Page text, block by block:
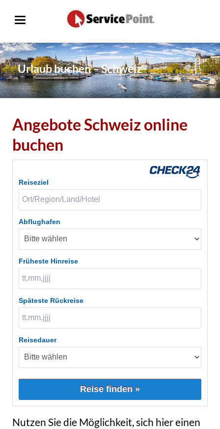
Urlaub buchen – Schweiz
Angebote Schweiz online
buchen
Reiseziel
Abflughafen
Früheste Hinreise
Späteste Rückreise
Reisedauer
Reise finden »
Nutzen Sie die Möglichkeit, sich hier einen